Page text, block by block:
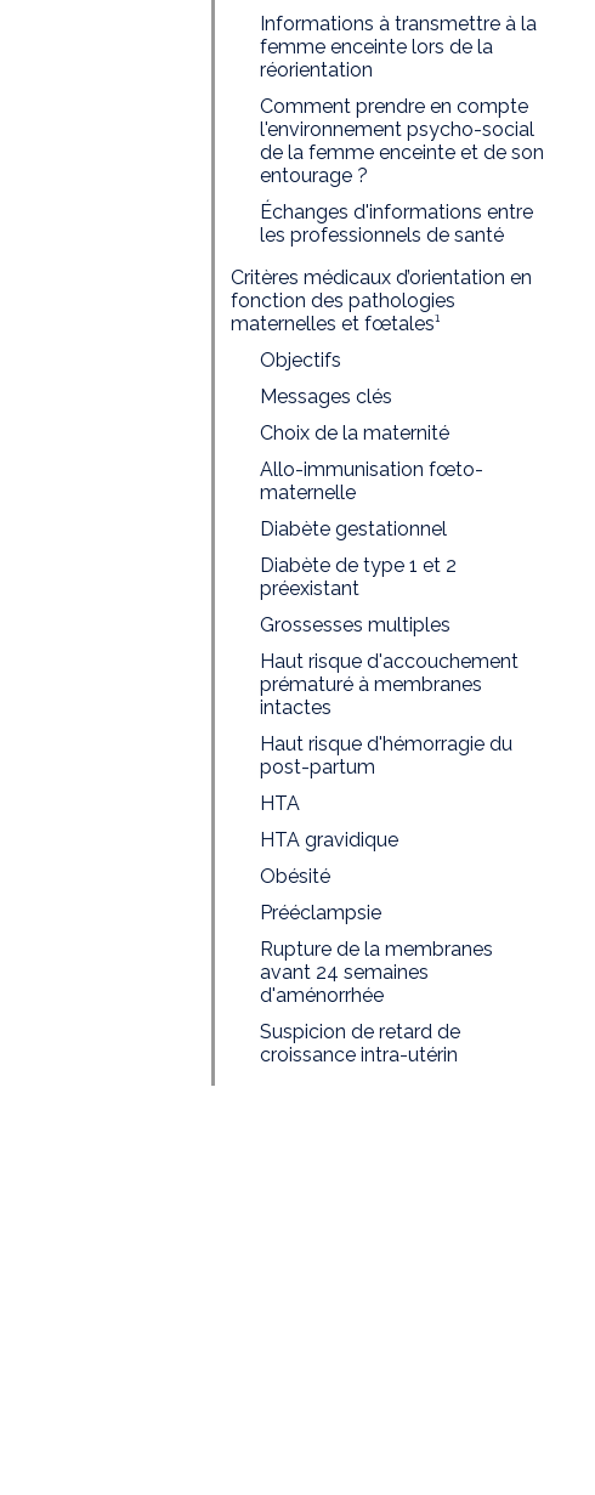
Informations à transmettre à la
femme enceinte lors de la
réorientation
Comment prendre en compte
l'environnement psycho-social
de la femme enceinte et de son
entourage ?
Échanges d'informations entre
les professionnels de santé
Critères médicaux d’orientation en
fonction des pathologies
maternelles et fœtales¹
Objectifs
Messages clés
Choix de la maternité
Allo-immunisation fœto-
maternelle
Diabète gestationnel
Diabète de type 1 et 2
préexistant
Grossesses multiples
Haut risque d'accouchement
prématuré à membranes
intactes
Haut risque d'hémorragie du
post-partum
HTA
HTA gravidique
Obésité
Prééclampsie
Rupture de la membranes
avant 24 semaines
d'aménorrhée
Suspicion de retard de
croissance intra-utérin